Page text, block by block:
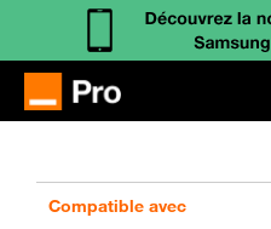
Compatible avec